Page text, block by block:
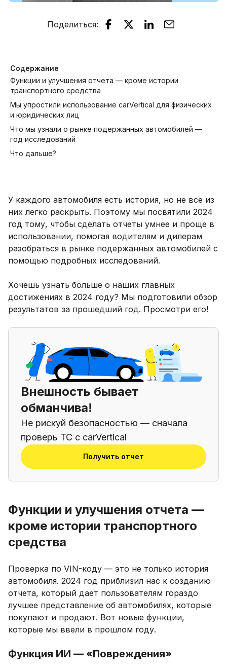
Поделиться:
Содержание
Функции и улучшения отчета — кроме истории
транспортного средства
Мы упростили использование carVertical для физических
и юридических лиц
Что мы узнали о рынке подержанных автомобилей —
год исследований
Что дальше?
У каждого автомобиля есть история, но не все из
них легко раскрыть. Поэтому мы посвятили 2024
год тому, чтобы сделать отчеты умнее и проще в
использовании, помогая водителям и дилерам
разобраться в рынке подержанных автомобилей с
помощью подробных исследований.
Хочешь узнать больше о наших главных
достижениях в 2024 году? Мы подготовили обзор
результатов за прошедший год. Просмотри его!
Внешность бывает
обманчива!
Не рискуй безопасностью — сначала
проверь ТС с carVertical
Получить отчет
Функции и улучшения отчета —
кроме истории транспортного
средства
Проверка по VIN-коду — это не только история
автомобиля. 2024 год приблизил нас к созданию
отчета, который дает пользователям гораздо
лучшее представление об автомобилях, которые
покупают и продают. Вот новые функции,
которые мы ввели в прошлом году.
Функция ИИ — «Повреждения»